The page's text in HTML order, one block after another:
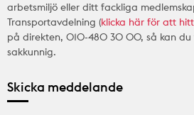
arbetsmiljö eller ditt fackliga
Transportavdelning (klicka här för att
på direkten, 010-480 30 00, så kan
sakkunnig.
Skicka meddelande